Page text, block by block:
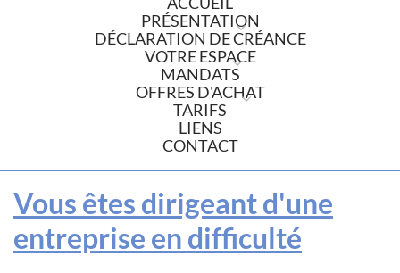
PRÉSENTATION
DÉCLARATION DE CRÉANCE
VOTRE ESPACE
MANDATS
OFFRES D'ACHAT
TARIFS
LIENS
CONTACT
Vous êtes dirigeant d'une
entreprise en difficulté